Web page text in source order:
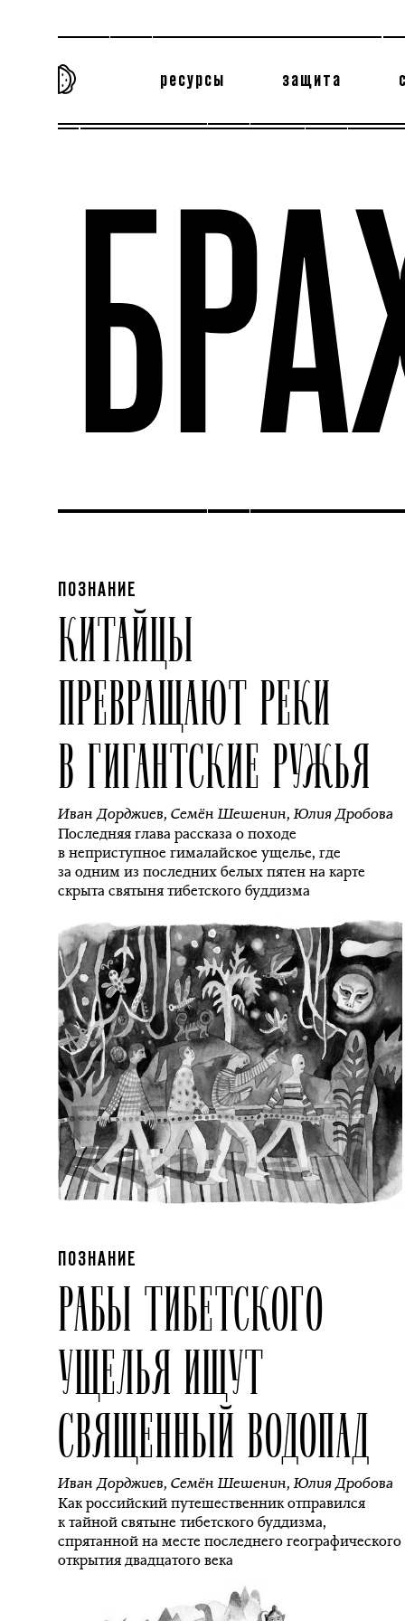
ресурсы защита
ПОЗНАНИЕ
КИТАЙЦЫ
ПРЕВРАЩАЮТ РЕКИ
В ГИГАНТСКИЕ РУЖЬЯ
Иван Дорджиев, Семён Шешенин,Юлия Дробова
Последняя глава рассказа о походе
в неприступное гималайское ущелье, где
за одним из последних белых пятен на карте
скрыта святыня тибетского буддизма
ПОЗНАНИЕ
РАБЫ ТИБЕТСКОГО
УЩЕЛЬЯ ИЩУТ
СВЯЩЕННЫЙ ВОДОПАД
Иван Дорджиев, Семён Шешенин,Юлия Дробова
Как российский путешественник отправился
к тайной святыне тибетского буддизма,
спрятанной на месте последнего географического
открытия двадцатого века